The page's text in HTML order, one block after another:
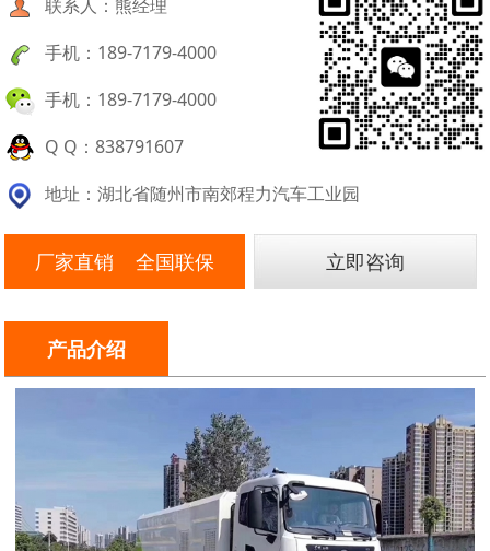
联系人：熊经理
手机：189-7179-4000
手机：189-7179-4000
Q Q：838791607
地址：湖北省随州市南郊程力汽车工业园
厂家直销 全国联保 立即咨询
产品介绍